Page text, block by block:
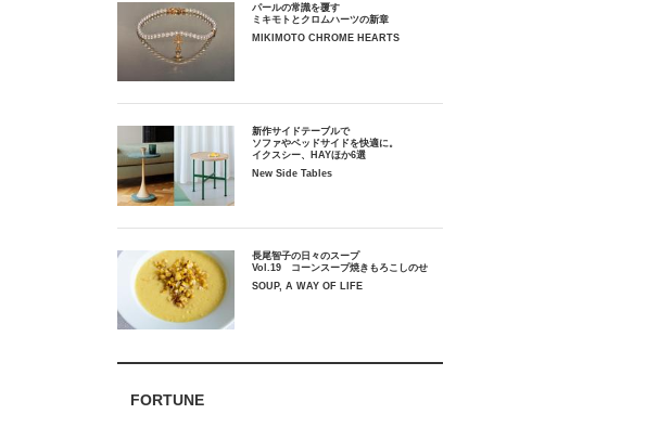
パールの常識を覆す
ミキモトとクロムハーツの新章
MIKIMOTO CHROME HEARTS
新作サイドテーブルで
ソファやベッドサイドを快適に。
イクスシー、HAYほか6選
New Side Tables
長尾智子の日々のスープ
Vol.19 コーンスープ焼きもろこしのせ
SOUP, A WAY OF LIFE
FORTUNE